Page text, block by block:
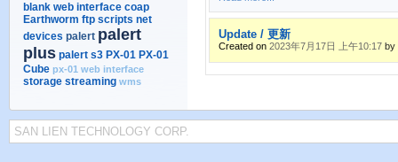
blank web interface coap
Earthworm ftp scripts net
devices palert palert
plus palert s3 PX-01 PX-01
Cube px-01 web interface
storage streaming wms
Update / 更新
Created on 2023年7月17日 上午10:17 by
SAN LIEN TECHNOLOGY CORP.